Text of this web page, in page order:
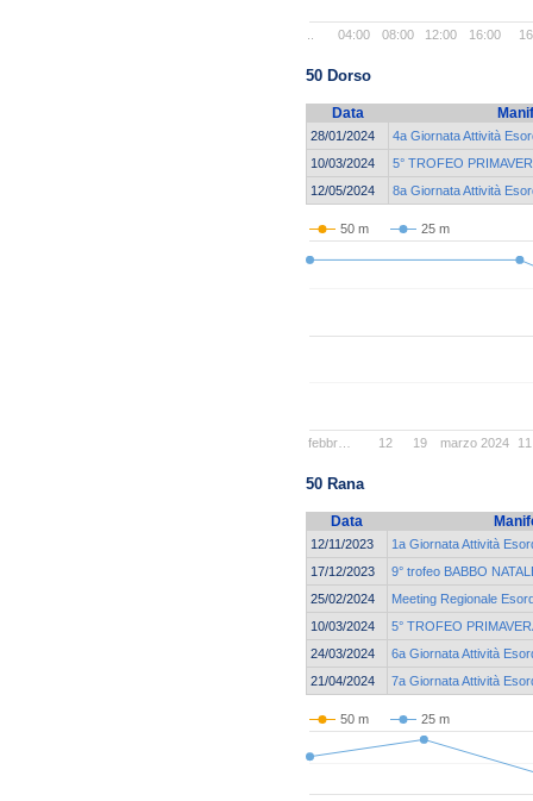
04:00 08:00 12:00 16:00
50 Dorso
Data
28/01/2024
4a Giornata Attività
10/03/2024
5° TROFEO
12/05/2024
8a Giornata Attività
50 m 25 m
febbr… marzo 2024
12 19 11
50 Rana
Data
12/11/2023
1a Giornata Attività
17/12/2023
9° trofeo BABBO
25/02/2024
Meeting Regionale
10/03/2024
5° TROFEO
24/03/2024
6a Giornata Attività
21/04/2024
7a Giornata Attività
50 m 25 m